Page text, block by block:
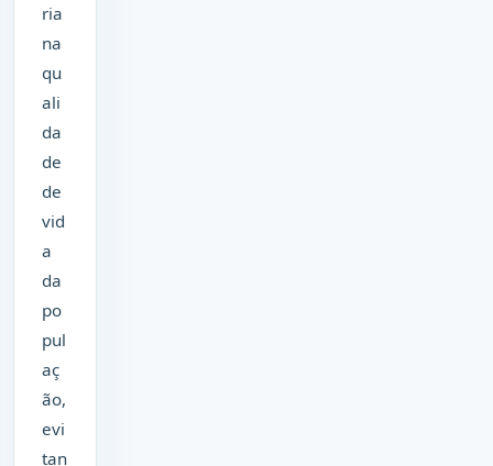
ria
na
qu
ali
da
de
de
vid
a
da
po
pul
aç
ão,
evi
tan